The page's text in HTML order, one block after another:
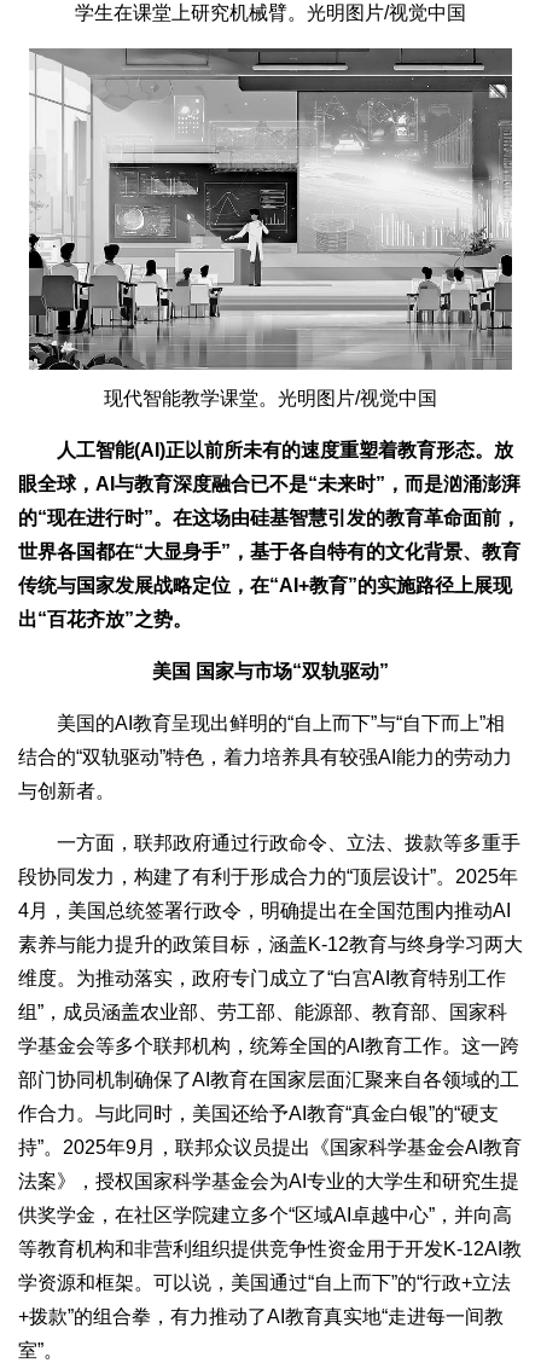
学生在课堂上研究机械臂。光明图片/视觉中国
现代智能教学课堂。光明图片/视觉中国
人工智能(AI)正以前所未有的速度重塑着教育形态。放
眼全球，AI与教育深度融合已不是“未来时”，而是汹涌澎湃
的“现在进行时”。在这场由硅基智慧引发的教育革命面前，
世界各国都在“大显身手”，基于各自特有的文化背景、教育
传统与国家发展战略定位，在“AI+教育”的实施路径上展现
出“百花齐放”之势。
美国 国家与市场“双轨驱动”
美国的AI教育呈现出鲜明的“自上而下”与“自下而上”相
结合的“双轨驱动”特色，着力培养具有较强AI能力的劳动力
与创新者。
一方面，联邦政府通过行政命令、立法、拨款等多重手
段协同发力，构建了有利于形成合力的“顶层设计”。2025年
4月，美国总统签署行政令，明确提出在全国范围内推动AI
素养与能力提升的政策目标，涵盖K-12教育与终身学习两大
维度。为推动落实，政府专门成立了“白宫AI教育特别工作
组”，成员涵盖农业部、劳工部、能源部、教育部、国家科
学基金会等多个联邦机构，统筹全国的AI教育工作。这一跨
部门协同机制确保了AI教育在国家层面汇聚来自各领域的工
作合力。与此同时，美国还给予AI教育“真金白银”的“硬支
持”。2025年9月，联邦众议员提出《国家科学基金会AI教育
法案》，授权国家科学基金会为AI专业的大学生和研究生提
供奖学金，在社区学院建立多个“区域AI卓越中心”，并向高
等教育机构和非营利组织提供竞争性资金用于开发K-12AI教
学资源和框架。可以说，美国通过“自上而下”的“行政+立法
+拨款”的组合拳，有力推动了AI教育真实地“走进每一间教
室”。